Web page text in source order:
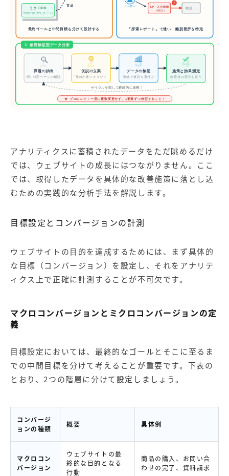
ミクロCV
中間行動 (PV, カート)
育成
最終ゴールと中間目標を分けて設計する
ユーザー
LP・入力画面
（検討）
離脱...
!
「探索レポート」で迷い・離脱箇所を特定
3. 仮説検証型データ分析
1
課題の抽出
例: 特定ページの離脱
2
仮説の立案
「導線が迷いやすい？」
3
データの検証
数値で仮説を裏付け
4
施策と効果測定
改善後の変化を追う
サイクルを回して継続的に改善！
★ プロのコツ：一度に複数変更せず、1要素ずつ検証すること！
アナリティクスに蓄積されたデータをただ眺めるだけ
では、ウェブサイトの成長にはつながりません。ここ
では、取得したデータを具体的な改善施策に落とし込
むための実践的な分析手法を解説します。
目標設定とコンバージョンの計測
ウェブサイトの目的を達成するためには、まず具体的
な目標（コンバージョン）を設定し、それをアナリテ
ィクス上で正確に計測することが不可欠です。
マクロコンバージョンとミクロコンバージョンの定
義
目標設定においては、最終的なゴールとそこに至るま
での中間目標を分けて考えることが重要です。下表の
とおり、2つの階層に分けて設定しましょう。
コンバージ
ョンの種類
概要 具体例
マクロコン
バージョン
ウェブサイトの最
終的な目的となる
行動
商品の購入、お問い合
わせの完了、資料請求